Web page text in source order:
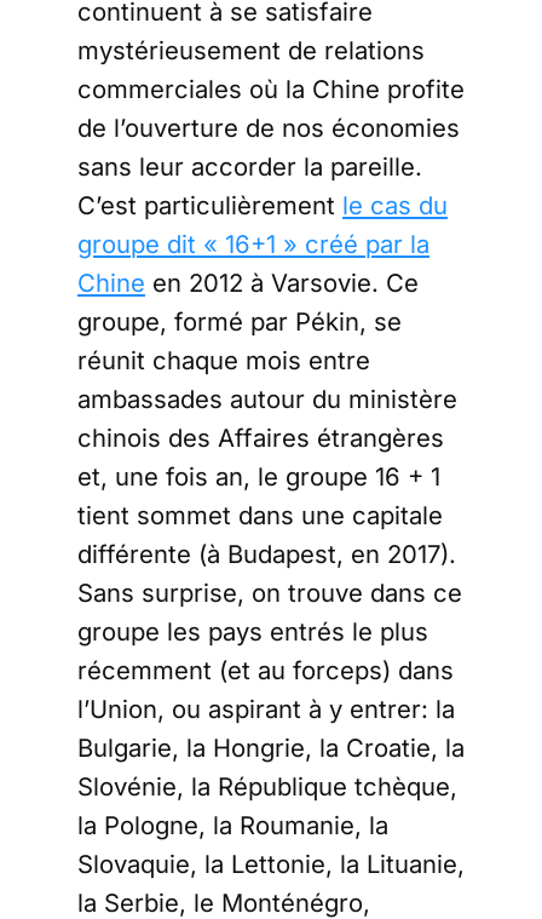
continuent à se satisfaire
mystérieusement de relations
commerciales où la Chine profite
de l’ouverture de nos économies
sans leur accorder la pareille.
C’est particulièrement le cas du
groupe dit « 16+1 » créé par la
Chine en 2012 à Varsovie. Ce
groupe, formé par Pékin, se
réunit chaque mois entre
ambassades autour du ministère
chinois des Affaires étrangères
et, une fois an, le groupe 16 + 1
tient sommet dans une capitale
différente (à Budapest, en 2017).
Sans surprise, on trouve dans ce
groupe les pays entrés le plus
récemment (et au forceps) dans
l’Union, ou aspirant à y entrer: la
Bulgarie, la Hongrie, la Croatie, la
Slovénie, la République tchèque,
la Pologne, la Roumanie, la
Slovaquie, la Lettonie, la Lituanie,
la Serbie, le Monténégro,